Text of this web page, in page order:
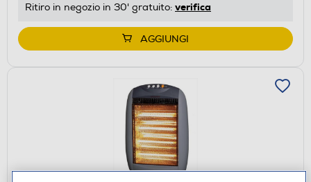
Ritiro in negozio in 30' gratuito: verifica
AGGIUNGI